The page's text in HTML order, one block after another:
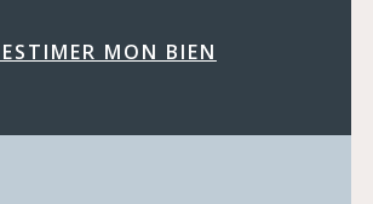
MON BIEN